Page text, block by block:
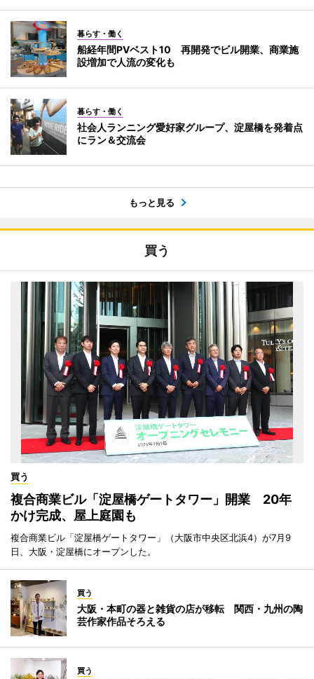
暮らす・働く
船経年間PVベスト10 再開発でビル開業、商業施
設増加で人流の変化も
暮らす・働く
社会人ランニング愛好家グループ、淀屋橋を発着点
にラン＆交流会
もっと見る
買う
買う
複合商業ビル「淀屋橋ゲートタワー」開業 20年
かけ完成、屋上庭園も
複合商業ビル「淀屋橋ゲートタワー」（大阪市中央区北浜4）が7月9
日、大阪・淀屋橋にオープンした。
買う
大阪・本町の器と雑貨の店が移転 関西・九州の陶
芸作家作品そろえる
買う